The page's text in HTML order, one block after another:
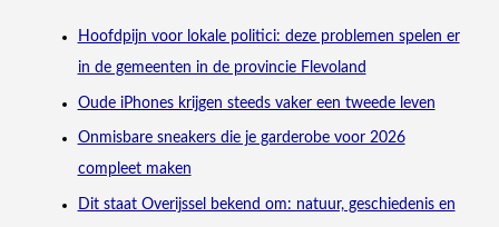
Hoofdpijn voor lokale politici: deze problemen spelen er
in de gemeenten in de provincie Flevoland
Oude iPhones krijgen steeds vaker een tweede leven
Onmisbare sneakers die je garderobe voor 2026
compleet maken
Dit staat Overijssel bekend om: natuur, geschiedenis en